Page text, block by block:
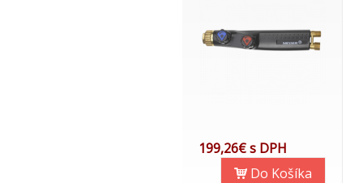
199,26€ s DPH
Do Košíka